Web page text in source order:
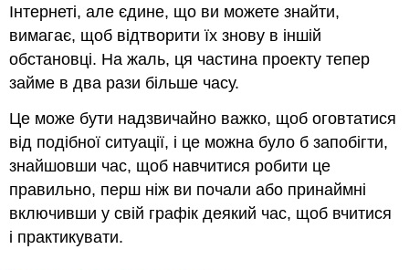
Інтернеті, але єдине, що ви можете знайти,
вимагає, щоб відтворити їх знову в іншій
обстановці. На жаль, ця частина проекту тепер
займе в два рази більше часу.
Це може бути надзвичайно важко, щоб оговтатися
від подібної ситуації, і це можна було б запобігти,
знайшовши час, щоб навчитися робити це
правильно, перш ніж ви почали або принаймні
включивши у свій графік деякий час, щоб вчитися
і практикувати.